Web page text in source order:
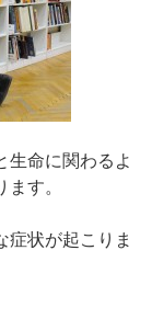
生命に関わるよ
す。
症状が起こりま